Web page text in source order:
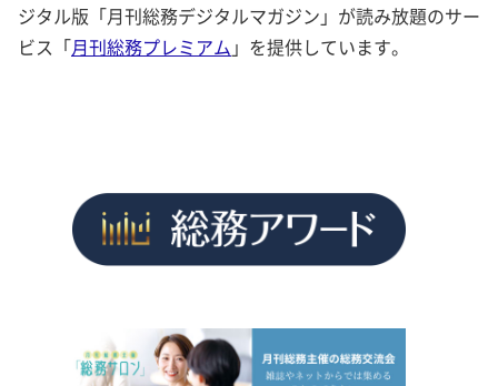
ジタル版「月刊総務デジタルマガジン」が読み放題のサー
ビス「月刊総務プレミアム 」を提供しています。